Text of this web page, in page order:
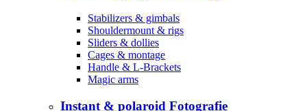
Stabilizers & gimbals
Shouldermount & rigs
Sliders & dollies
Cages & montage
Handle & L-Brackets
Magic arms
Instant & polaroid Fotografie